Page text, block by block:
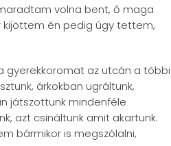
volna bent, ő maga
kijöttem én pedig úgy tettem,
gyerekkoromat az utcán a többi
árkokban ugráltunk,
játszottunk mindenféle
azt csináltunk amit akartunk.
bármikor is megszólalni,